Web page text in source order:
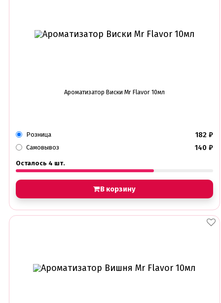
Ароматизатор Виски Mr Flavor 10мл
Розница 182 ₽
Самовывоз 140 ₽
Осталось 4 шт.
В корзину